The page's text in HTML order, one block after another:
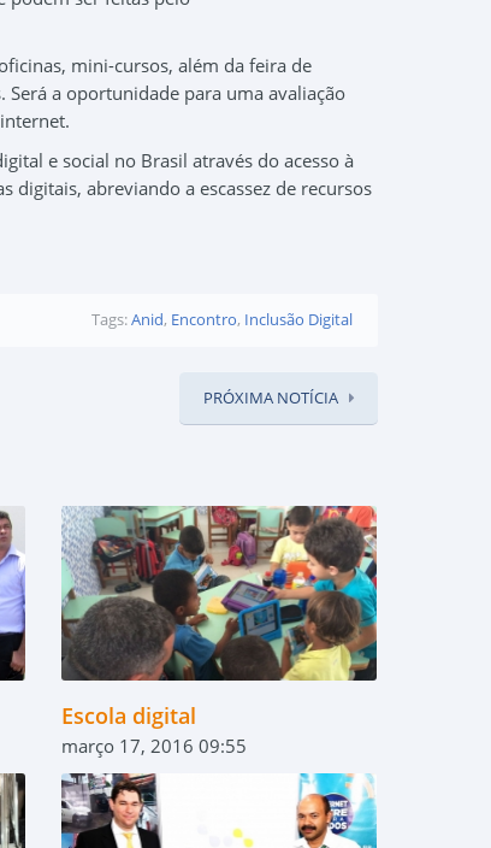
mini-cursos, além da feira de
a oportunidade para uma avaliação
e social no Brasil através do acesso à
digitais, abreviando a escassez de recursos
Tags:Anid, Encontro, Inclusão Digital
PRÓXIMA NOTÍCIA
Escola digital
março 17, 2016 09:55